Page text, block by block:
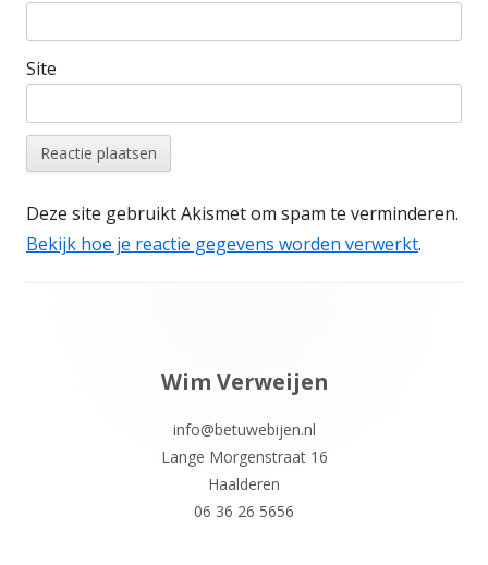
Site
Deze site gebruikt Akismet om spam te verminderen.
Bekijk hoe je reactie gegevens worden verwerkt.
Wim Verweijen
info@betuwebijen.nl
Lange Morgenstraat 16
Haalderen
06 36 26 5656